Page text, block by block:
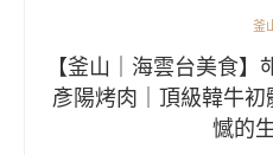
釜
【釜山｜海雲台美食】
彥陽烤肉｜頂級韓牛
憾的